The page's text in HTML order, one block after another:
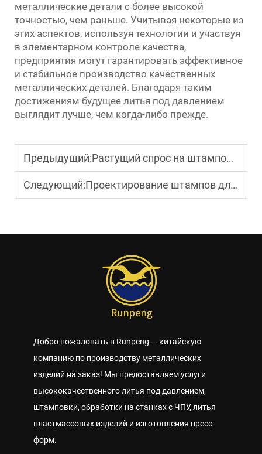
металлические детали с более высокой
точностью, чем раньше. Учитывая некоторые из
этих аспектов, используя технологии и участвуя
в элементарном контроле качества,
предприятия могут гарантировать эффективное
и стабильное производство качественных
металлических деталей. Благодаря таким
достижениям будущее литья под давлением
выглядит лучше, чем когда-либо прежде.
Предыдущий:Растущий спрос на штамповку металла в электронике: что должны знать производители
Следующий:Проектирование штампов для стампинга: ключевые инженерные принципы для сокращения отходов и увеличения срока службы
Добро пожаловать в Runpeng — китайскую
компанию по производству металлических
изделий на заказ! Мы предоставляем услуги
высококачественного литья под давлением,
штамповки, обработки на станках с ЧПУ, литья
пластмассовых изделий и изготовления пресс-
форм.